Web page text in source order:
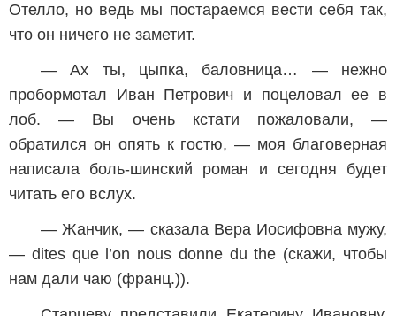
Отелло, но ведь мы постараемся вести себя так,
что он ничего не заметит.
— Ах ты, цыпка, баловница… — нежно
пробормотал Иван Петрович и поцеловал ее в
лоб. — Вы очень кстати пожаловали, —
обратился он опять к гостю, — моя благоверная
написала боль-шинский роман и сегодня будет
читать его вслух.
— Жанчик, — сказала Вера Иосифовна мужу,
— dites que l’on nous donne du the (скажи, чтобы
нам дали чаю (франц.)).